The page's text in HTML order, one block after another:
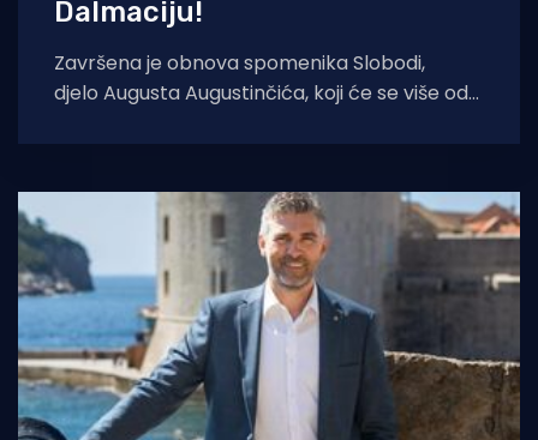
Dalmaciju!
Završena je obnova spomenika Slobodi,
djelo Augusta Augustinčića, koji će se više od